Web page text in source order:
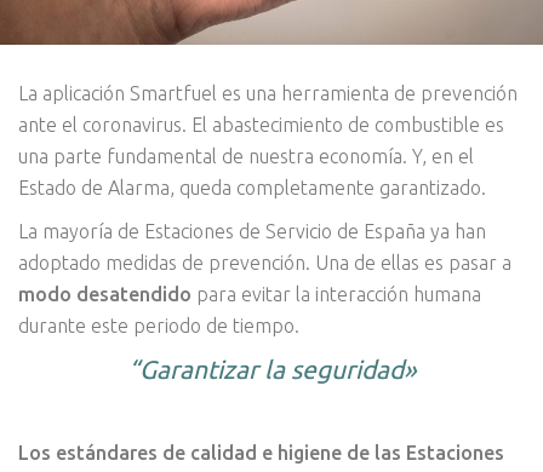
La aplicación Smartfuel es una herramienta de prevención
ante el coronavirus. El abastecimiento de combustible es
una parte fundamental de nuestra economía. Y, en el
Estado de Alarma, queda completamente garantizado.
La mayoría de Estaciones de Servicio de España ya han
adoptado medidas de prevención. Una de ellas es pasar a
modo desatendido para evitar la interacción humana
durante este periodo de tiempo.
“Garantizar la seguridad»
Los estándares de calidad e higiene de las Estaciones